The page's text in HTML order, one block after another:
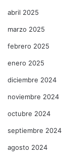
abril 2025
marzo 2025
febrero 2025
enero 2025
diciembre 2024
noviembre 2024
octubre 2024
septiembre 2024
agosto 2024